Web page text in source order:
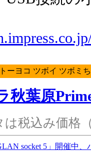
ーヨコ ツボイ ツボミ
秋葉原
税込み価格
socket 5」開催中、